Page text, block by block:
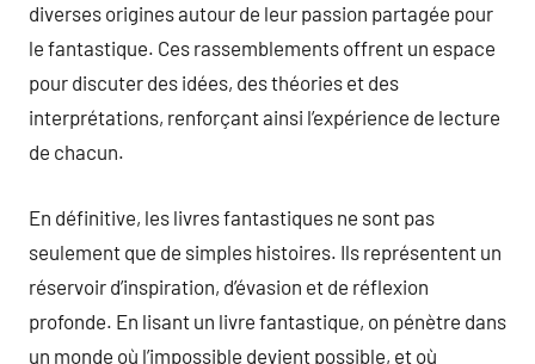
diverses origines autour de leur passion partagée pour
le fantastique. Ces rassemblements offrent un espace
pour discuter des idées, des théories et des
interprétations, renforçant ainsi l’expérience de lecture
de chacun.
En définitive, les livres fantastiques ne sont pas
seulement que de simples histoires. Ils représentent un
réservoir d’inspiration, d’évasion et de réflexion
profonde. En lisant un livre fantastique, on pénètre dans
un monde où l’impossible devient possible, et où